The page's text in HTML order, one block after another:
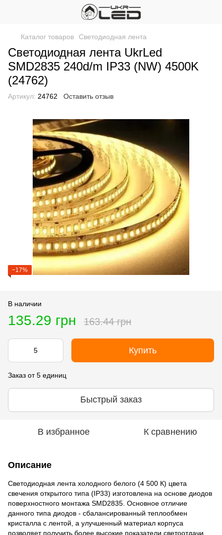
Каталог товаров Светодиодная лента
Светодиодная лента UkrLed
SMD2835 240d/m IP33 (NW) 4500K
(24762)
Артикул: 24762 Оставить отзыв
−17%
В наличии
135.29 грн 163.44 грн
Купить
Заказ от 5 единиц
Быстрый заказ
В избранное К сравнению
Описание
Светодиодная лента холодного белого (4 500 К) цвета
свечения открытого типа (IP33) изготовлена на основе диодов
поверхностного монтажа SMD2835. Основное отличие
данного типа диодов - сбалансированный теплообмен
кристалла с лентой, а улучшенный материал корпуса
позволяет получить более высокие показатели светоотдачи